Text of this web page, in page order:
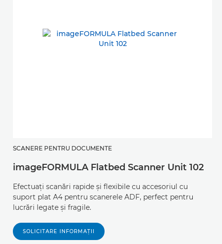
SCANERE PENTRU DOCUMENTE
imageFORMULA Flatbed Scanner Unit 102
Efectuaţi scanări rapide şi flexibile cu accesoriul cu
suport plat A4 pentru scanerele ADF, perfect pentru
lucrări legate şi fragile.
SOLICITARE INFORMAŢII